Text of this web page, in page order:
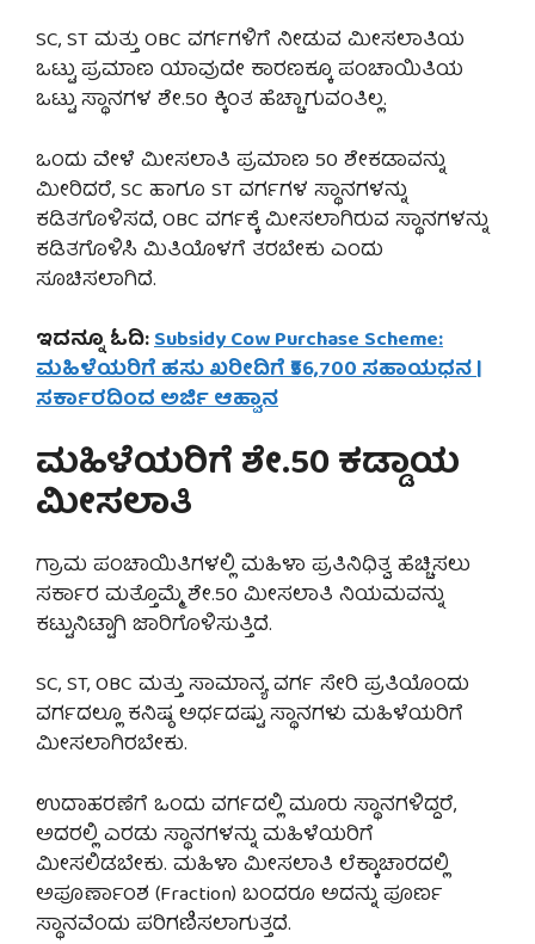
SC, ST ಮತ್ತು OBC ವರ್ಗಗಳಿಗೆ ನೀಡುವ ಮೀಸಲಾತಿಯ
ಒಟ್ಟು ಪ್ರಮಾಣ ಯಾವುದೇ ಕಾರಣಕ್ಕೂ ಪಂಚಾಯಿತಿಯ
ಒಟ್ಟು ಸ್ಥಾನಗಳ ಶೇ.50 ಕ್ಕಿಂತ ಹೆಚ್ಚಾಗುವಂತಿಲ್ಲ.
ಒಂದು ವೇಳೆ ಮೀಸಲಾತಿ ಪ್ರಮಾಣ 50 ಶೇಕಡಾವನ್ನು
ಮೀರಿದರೆ, SC ಹಾಗೂ ST ವರ್ಗಗಳ ಸ್ಥಾನಗಳನ್ನು
ಕಡಿತಗೊಳಿಸದೆ, OBC ವರ್ಗಕ್ಕೆ ಮೀಸಲಾಗಿರುವ ಸ್ಥಾನಗಳನ್ನು
ಕಡಿತಗೊಳಿಸಿ ಮಿತಿಯೊಳಗೆ ತರಬೇಕು ಎಂದು
ಸೂಚಿಸಲಾಗಿದೆ.
ಇದನ್ನೂ ಓದಿ:Subsidy Cow Purchase Scheme:
ಮಹಿಳೆಯರಿಗೆ ಹಸು ಖರೀದಿಗೆ ₹56,700 ಸಹಾಯಧನ |
ಸರ್ಕಾರದಿಂದ ಅರ್ಜಿ ಆಹ್ವಾನ
ಮಹಿಳೆಯರಿಗೆ ಶೇ.50 ಕಡ್ಡಾಯ
ಮೀಸಲಾತಿ
ಗ್ರಾಮ ಪಂಚಾಯಿತಿಗಳಲ್ಲಿ ಮಹಿಳಾ ಪ್ರತಿನಿಧಿತ್ವ ಹೆಚ್ಚಿಸಲು
ಸರ್ಕಾರ ಮತ್ತೊಮ್ಮೆ ಶೇ.50 ಮೀಸಲಾತಿ ನಿಯಮವನ್ನು
ಕಟ್ಟುನಿಟ್ಟಾಗಿ ಜಾರಿಗೊಳಿಸುತ್ತಿದೆ.
SC, ST, OBC ಮತ್ತು ಸಾಮಾನ್ಯ ವರ್ಗ ಸೇರಿ ಪ್ರತಿಯೊಂದು
ವರ್ಗದಲ್ಲೂ ಕನಿಷ್ಠ ಅರ್ಧದಷ್ಟು ಸ್ಥಾನಗಳು ಮಹಿಳೆಯರಿಗೆ
ಮೀಸಲಾಗಿರಬೇಕು.
ಉದಾಹರಣೆಗೆ ಒಂದು ವರ್ಗದಲ್ಲಿ ಮೂರು ಸ್ಥಾನಗಳಿದ್ದರೆ,
ಅದರಲ್ಲಿ ಎರಡು ಸ್ಥಾನಗಳನ್ನು ಮಹಿಳೆಯರಿಗೆ
ಮೀಸಲಿಡಬೇಕು. ಮಹಿಳಾ ಮೀಸಲಾತಿ ಲೆಕ್ಕಾಚಾರದಲ್ಲಿ
ಅಪೂರ್ಣಾಂಶ (Fraction) ಬಂದರೂ ಅದನ್ನು ಪೂರ್ಣ
ಸ್ಥಾನವೆಂದು ಪರಿಗಣಿಸಲಾಗುತ್ತದೆ.